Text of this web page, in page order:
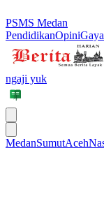
PSMS Medan
PendidikanOpini
ngaji yuk
MedanSumutAceh